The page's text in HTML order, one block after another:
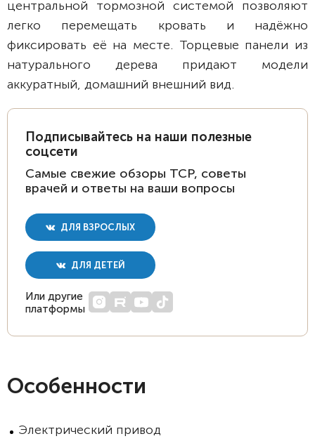
центральной тормозной системой позволяют
легко перемещать кровать и надёжно
фиксировать её на месте. Торцевые панели из
натурального дерева придают модели
аккуратный, домашний внешний вид.
Подписывайтесь на наши полезные
соцсети
Самые свежие обзоры ТСР, советы
врачей и ответы на ваши вопросы
ДЛЯ ВЗРОСЛЫХ
ДЛЯ ДЕТЕЙ
Или другие
платформы
Особенности
Электрический привод